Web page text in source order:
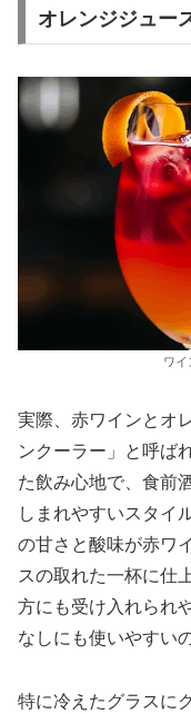
オレンジジュー
ワイ
実際、赤ワインとオ
ンクーラー」と呼ば
た飲み心地で、食前
しまれやすいスタイ
の甘さと酸味が赤ワ
スの取れた一杯に仕
方にも受け入れられ
なしにも使いやすい
特に冷えたグラスに